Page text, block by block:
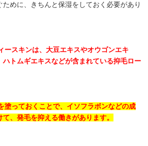
ために、きちんと保湿をしておく必要があり
ースキンは、大豆エキスやオウゴンエキ
ハトムギエキスなどが含まれている抑毛ロー
塗っておくことで、イソフラボンなどの成
、発毛を抑える働きがあります。